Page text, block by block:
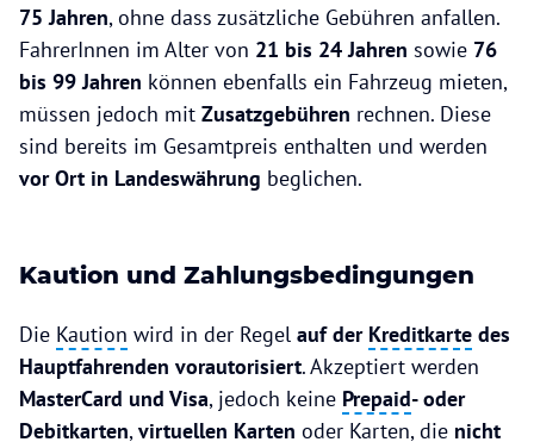
75 Jahren, ohne dass zusätzliche Gebühren anfallen.
FahrerInnen im Alter von 21 bis 24 Jahren sowie 76
bis 99 Jahren können ebenfalls ein Fahrzeug mieten,
müssen jedoch mit Zusatzgebühren rechnen. Diese
sind bereits im Gesamtpreis enthalten und werden
vor Ort in Landeswährung beglichen.
Kaution und Zahlungsbedingungen
Die Kaution wird in der Regel auf der Kreditkarte des
Hauptfahrenden vorautorisiert. Akzeptiert werden
MasterCard und Visa, jedoch keine Prepaid- oder
Debitkarten,virtuellen Karten oder Karten, die nicht